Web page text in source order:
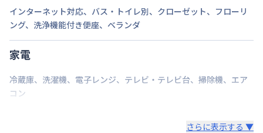
インターネット対応、 バス・トイレ別、 クローゼット、 フローリ
ング、 洗浄機能付き便座、 ベランダ
家電
冷蔵庫、 洗濯機、 電子レンジ、 テレビ・テレビ台、 掃除機、 エア
コン
さらに表示する ▼